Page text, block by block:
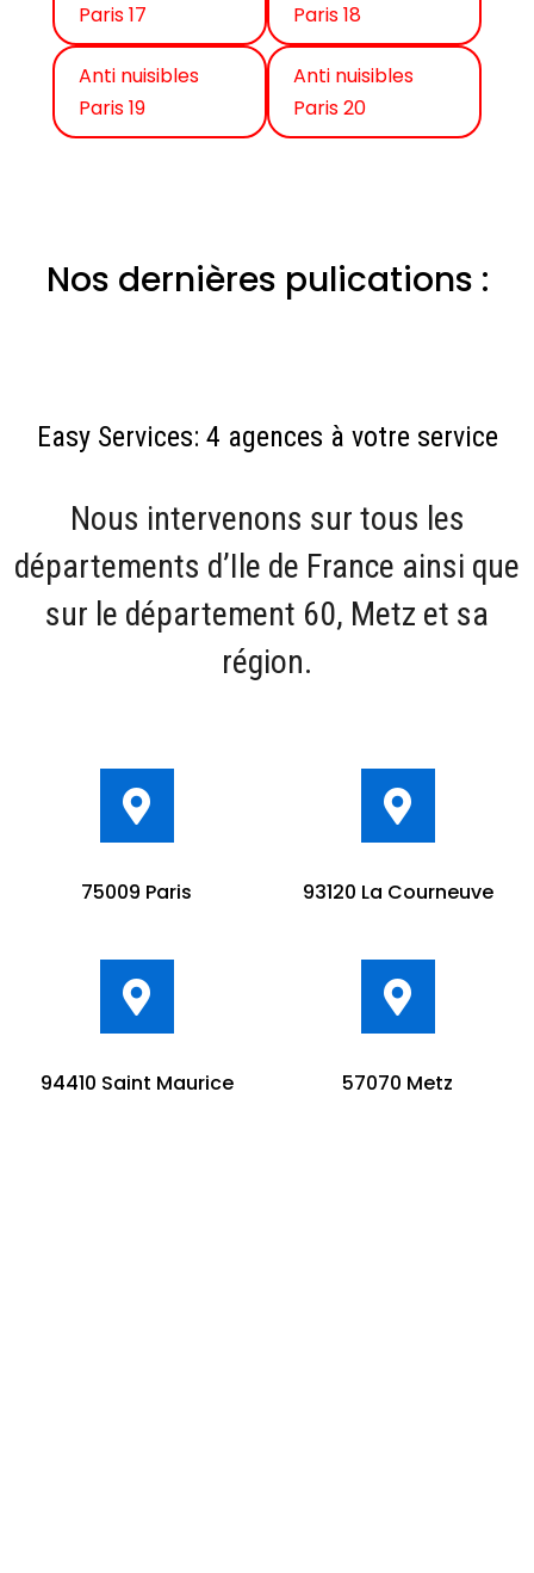
Paris 17
Paris 18
Anti nuisibles
Paris 19
Anti nuisibles
Paris 20
Nos dernières pulications :
Easy Services: 4 agences à votre service
Nous intervenons sur tous les
départements d’Ile de France ainsi que
sur le département 60, Metz et sa
région.
75009 Paris 93120 La Courneuve
94410 Saint Maurice 57070 Metz